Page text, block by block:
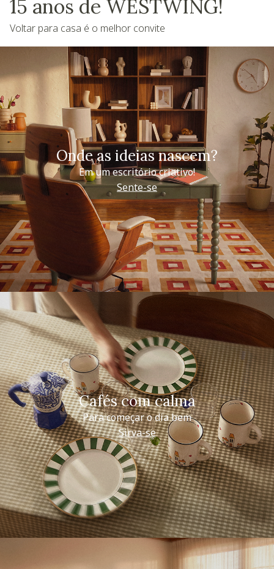
15 anos de WESTWING!
Voltar para casa é o melhor convite
Onde as ideias nascem?
Em um escritório criativo!
Sente-se
Cafés com calma
Para começar o dia bem
Sirva-se